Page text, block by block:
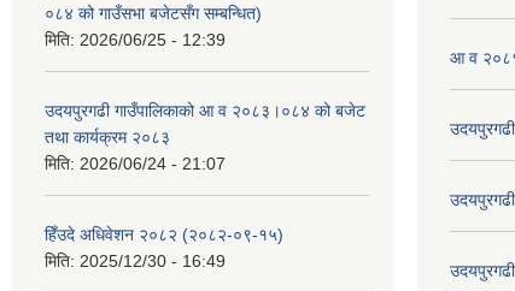
०८४ को गाउँसभा बजेटसँग सम्बन्धित)
मिति: 2026/06/25 - 12:39
उदयपुरगढी गाउँपालिकाको आ व २०८३।०८४ को बजेट
तथा कार्यक्रम २०८३
मिति: 2026/06/24 - 21:07
हिँउदे अधिवेशन २०८२ (२०८२-०९-१५)
मिति: 2025/12/30 - 16:49
आ व
उदयपुरगढी